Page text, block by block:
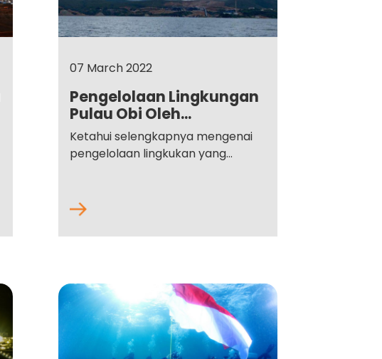
07 March 2022
Pengelolaan Lingkungan
Pulau Obi Oleh...
Ketahui selengkapnya mengenai
pengelolaan lingkukan yang...